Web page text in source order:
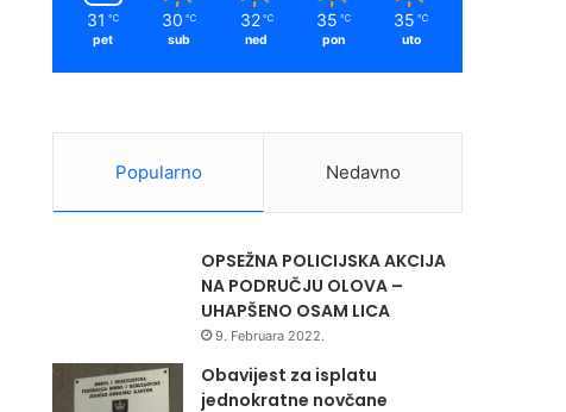
31 ℃
pet
30 ℃
sub
32 ℃
ned
35 ℃
pon
35 ℃
uto
Popularno Nedavno
OPSEŽNA POLICIJSKA AKCIJA
NA PODRUČJU OLOVA –
UHAPŠENO OSAM LICA
9. Februara 2022.
Obavijest za isplatu
jednokratne novčane